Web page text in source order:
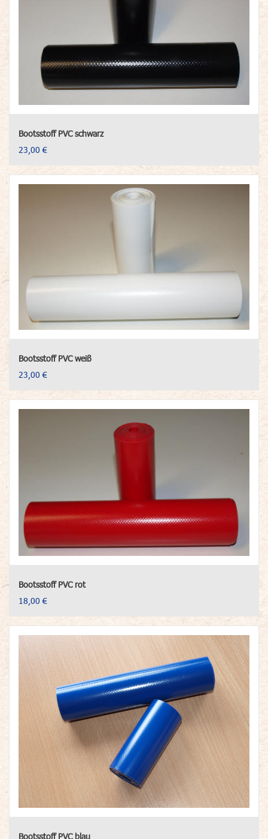
Bootsstoff PVC schwarz
23,00 €
Bootsstoff PVC weiß
23,00 €
Bootsstoff PVC rot
18,00 €
Bootsstoff PVC blau